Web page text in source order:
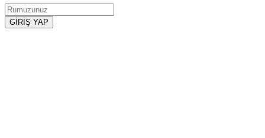
GİRİŞ YAP